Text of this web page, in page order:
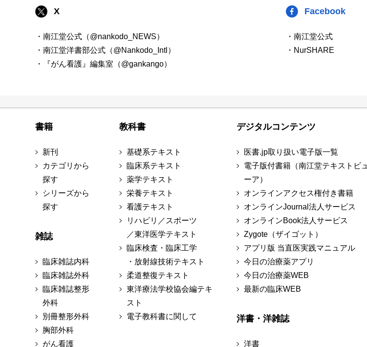
X
・南江堂公式（@nankodo_NEWS）
・南江堂洋書部公式（@Nankodo_Intl）
・『がん看護』編集室（@gankango）
Facebook
・南江堂公式
・NurSHARE
書籍
新刊
カテゴリから
探す
シリーズから
探す
雑誌
臨床雑誌内科
臨床雑誌外科
臨床雑誌整形
外科
別冊整形外科
胸部外科
がん看護
教科書
基礎系テキスト
臨床系テキスト
薬学テキスト
栄養テキスト
看護テキスト
リハビリ／スポーツ
／東洋医学テキスト
臨床検査・臨床工学
・放射線技術テキスト
柔道整復テキスト
東洋療法学校協会編テキ
スト
電子教科書に関して
デジタルコンテンツ
医書.jp取り扱い電子版一覧
電子版付書籍（南江堂テキストビュ
ーア）
オンラインアクセス権付き書籍
オンラインJournal法人サービス
オンラインBook法人サービス
Zygote（ザイゴット）
アプリ版 当直医実践マニュアル
今日の治療薬アプリ
今日の治療薬WEB
最新の臨床WEB
洋書・洋雑誌
洋書